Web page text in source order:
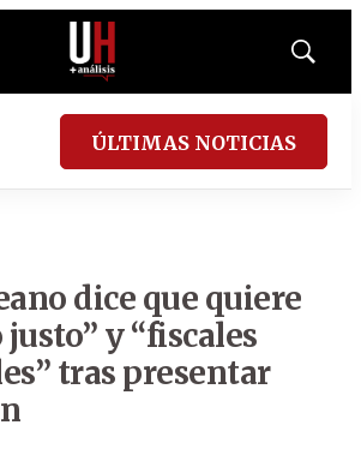
Mostrar
ÚLTIMAS NOTICIAS
dice que quiere
y “fiscales
tras presentar